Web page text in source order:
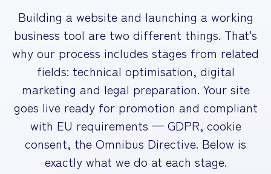
Building a website and launching a working
business tool are two different things. That's
why our process includes stages from related
fields: technical optimisation, digital
marketing and legal preparation. Your site
goes live ready for promotion and compliant
with EU requirements — GDPR, cookie
consent, the Omnibus Directive. Below is
exactly what we do at each stage.